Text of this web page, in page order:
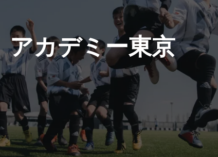
POLÍTICA DE PRIVACIDAD
JUVENTUS.COM
TIENDA
MÁS
アカデミー東京